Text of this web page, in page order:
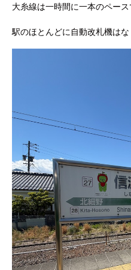
大糸線は一時間に一本のペース
駅のほとんどに自動改札機は